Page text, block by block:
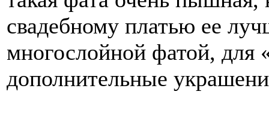
свадебному платью ее
многослойной фатой, для
дополнительные